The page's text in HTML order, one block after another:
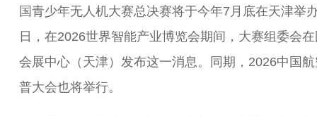
国青少年无人机大赛总决赛将于今年7月底在天津举
日，在2026世界智能产业博览会期间，大赛组委会
会展中心（天津）发布这一消息。同期，2026中国
普大会也将举行。